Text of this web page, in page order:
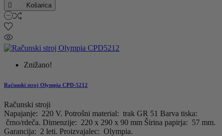
 Košarica
Znižano!
Računski stroj Olympia CPD-5212
Računski stroji
Napajanje: 220 V. Potrošni material: trak GR 51 Barva tiska:
črno/rdeča. Dimenzije: 220 x 290 x 90 mm Širina papirja: 57 mm.
Garancija: 2 leti. Proizvajalec: Olympia.